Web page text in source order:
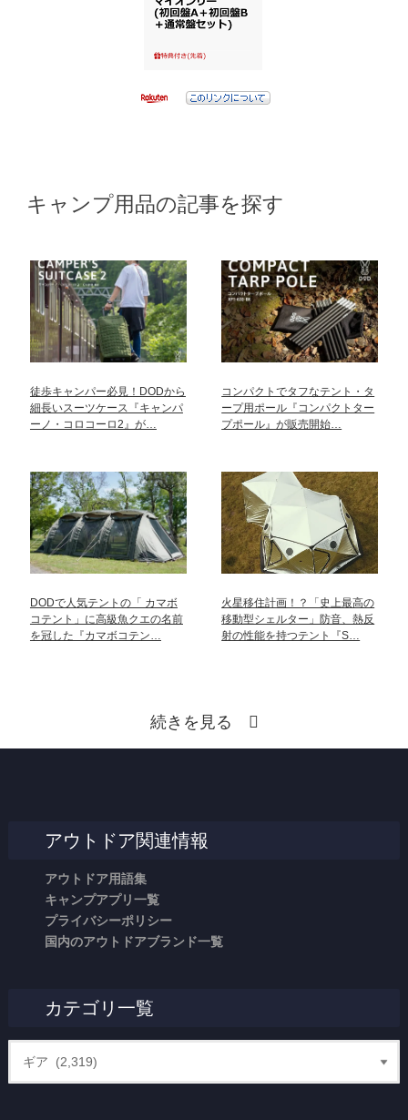
キャンプ用品の記事を探す
徒歩キャンパー必見！DODから
細長いスーツケース『キャンパ
ーノ・コロコーロ2』が…
コンパクトでタフなテント・タ
ープ用ポール『コンパクトター
プポール』が販売開始…
DODで人気テントの「 カマボ
コテント」に高級魚クエの名前
を冠した『カマボコテン…
火星移住計画！？「史上最高の
移動型シェルター」防音、熱反
射の性能を持つテント『S…
続きを見る
アウトドア関連情報
アウトドア用語集
キャンプアプリ一覧
プライバシーポリシー
国内のアウトドアブランド一覧
カテゴリ一覧